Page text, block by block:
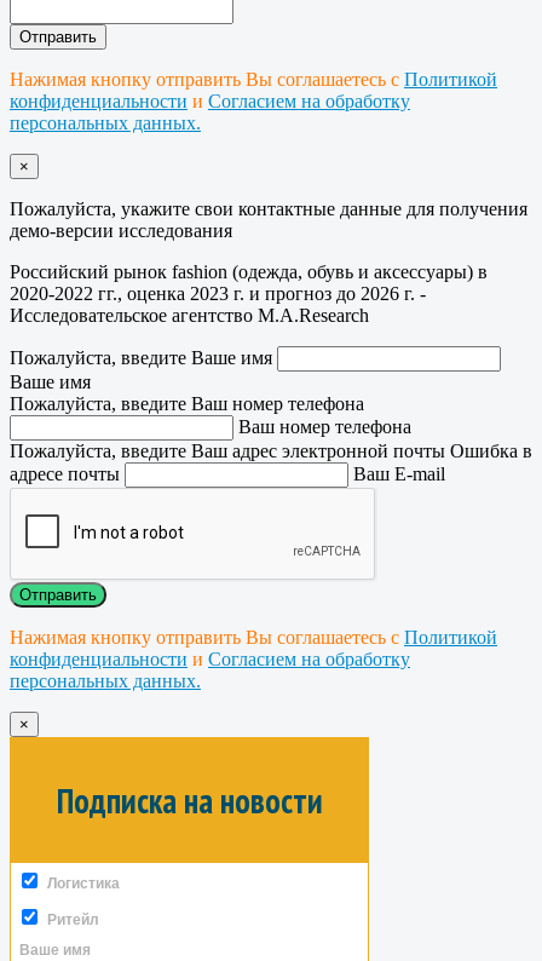
Нажимая кнопку отправить Вы соглашаетесь с Политикой
конфиденциальности и Согласием на обработку
персональных данных.
×
Пожалуйста, укажите свои контактные данные для получения
демо-версии исследования
Российский рынок fashion (одежда, обувь и аксессуары) в
2020-2022 гг., оценка 2023 г. и прогноз до 2026 г. -
Исследовательское агентство M.A.Research
Пожалуйста, введите Ваше имя
Ваше имя
Пожалуйста, введите Ваш номер телефона
Ваш номер телефона
Пожалуйста, введите Ваш адрес электронной почты Ошибка в
адресе почты
Ваш E-mail
Нажимая кнопку отправить Вы соглашаетесь с Политикой
конфиденциальности и Согласием на обработку
персональных данных.
×
Подписка на новости
Логистика
Ритейл
Ваше имя